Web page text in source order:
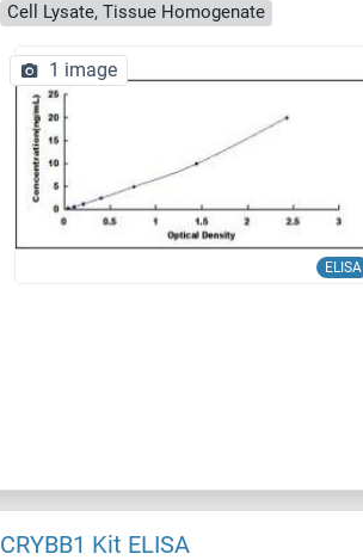
Cell Lysate, Tissue Homogenate
ELISA
1 image
CRYBB1 Kit ELISA